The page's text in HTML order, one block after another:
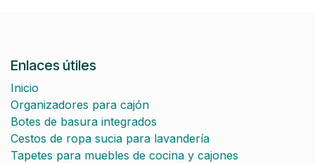
Enlaces útiles
Inicio
Organizadores para cajón
Botes de basura integrados
Cestos de ropa sucia para lavandería
Tapetes para muebles de cocina y cajones